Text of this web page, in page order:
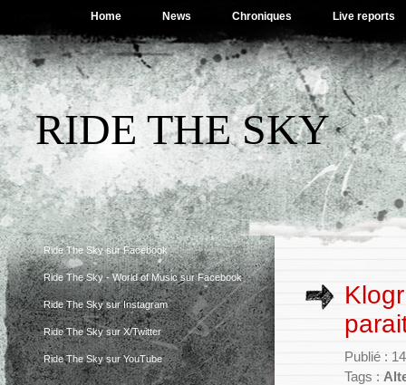
Home News Chroniques Live reports
RIDE THE SKY
Ride The Sky sur Facebook
Ride The Sky - World of Music sur Facebook
Ride The Sky sur Instagram
Ride The Sky sur X/Twitter
Ride The Sky sur YouTube
Publié :
Tags :